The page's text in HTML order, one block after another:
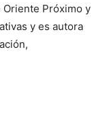
Oriente Próximo y
y es autora